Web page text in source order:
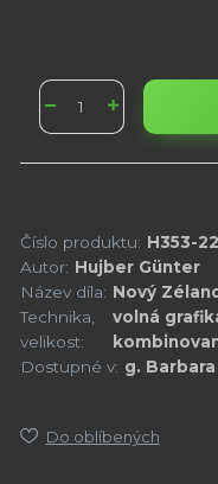
Číslo produktu: H353-
Autor: Hujber Günter
Název díla: Nový Zéland
Technika,
velikost:
volná
Dostupné v: g.
Do oblíbených